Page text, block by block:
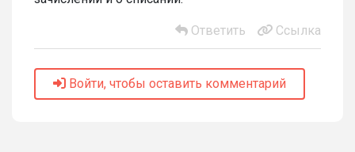
Ответить Ссылка
Войти, чтобы оставить комментарий